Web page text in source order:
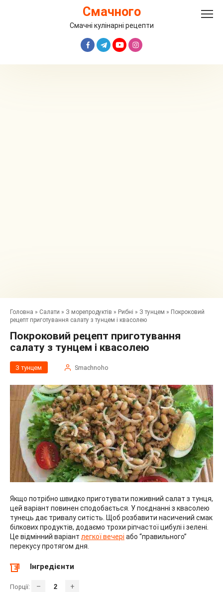
Смачного
Смачні кулінарні рецепти
Головна » Салати » З морепродуктів » Рибні » З тунцем » Покроковий
рецепт приготування салату з тунцем і квасолею
Покроковий рецепт приготування
салату з тунцем і квасолею
З тунцем Smachnoho
Якщо потрібно швидко приготувати поживний салат з тунця,
цей варіант повинен сподобається. У поєднанні з квасолею
тунець дає тривалу ситість. Щоб розбавити насичений смак
білкових продуктів, додаємо трохи ріпчастої цибулі і зелені.
Це відмінний варіант легкої вечері або “правильного”
перекусу протягом дня.
Інгредієнти
Порції: – +